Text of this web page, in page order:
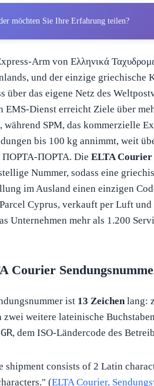
möchten Sie Ihre Erfahrung teilen?
Arm von Ελληνικά
und der einzige griechische
über das eigene Netz des
EMS-Dienst erreicht Ziele über
während SPM, das kommerzielle
bis 100 kg annimmt, weit
ΠΟΡΤΑ-ΠΟΡΤΑ. Die ELTA Courier
Nummer, sodass eine
im Ausland einen einzigen
Cyprus, verkauft per Luft
Unternehmen mehr als 1.200
Courier
ist 13 Zeichenlang:
weitere lateinische
GR, dem ISO-Ländercode des
shipment consists of 2 Latin
(ELTA Courier,